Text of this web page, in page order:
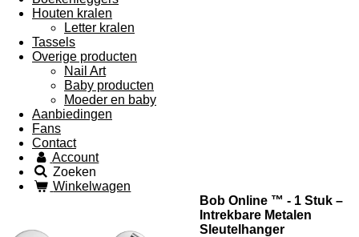
Houten kralen
Letter kralen
Tassels
Overige producten
Nail Art
Baby producten
Moeder en baby
Aanbiedingen
Fans
Contact
Account
Zoeken
Winkelwagen
Bob Online ™ - 1 Stuk –
Intrekbare Metalen
Sleutelhanger